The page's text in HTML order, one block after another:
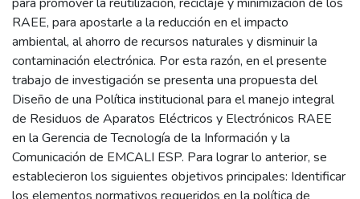
RAEE, para apostarle a la reducción en el impacto
ambiental, al ahorro de recursos naturales y disminuir la
contaminación electrónica. Por esta razón, en el presente
trabajo de investigación se presenta una propuesta del
Diseño de una Política institucional para el manejo integral
de Residuos de Aparatos Eléctricos y Electrónicos RAEE
en la Gerencia de Tecnología de la Información y la
Comunicación de EMCALI ESP. Para lograr lo anterior, se
establecieron los siguientes objetivos principales: Identificar